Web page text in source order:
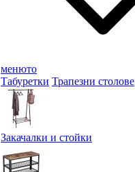
менюто
Табуретки Трапезни столове
Закачалки и стойки